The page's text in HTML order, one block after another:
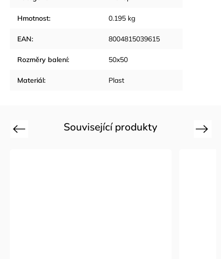
Hmotnost: 0.195 kg
EAN: 8004815039615
Rozměry balení: 50x50
Materiál: Plast
Související produkty
Previous Next